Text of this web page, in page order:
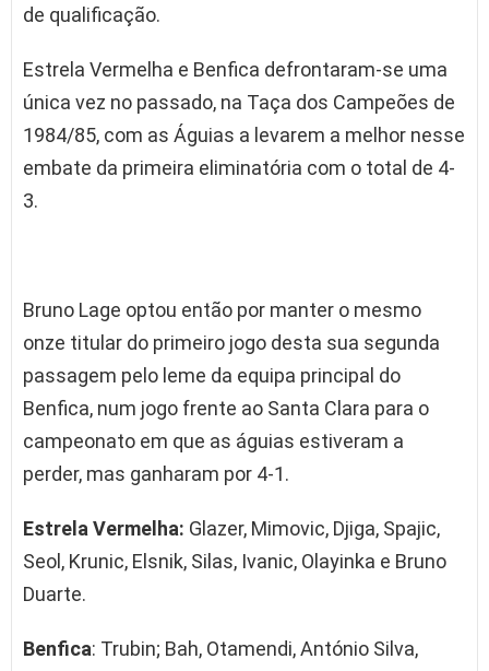
de qualificação.
Estrela Vermelha e Benfica defrontaram-se uma
única vez no passado, na Taça dos Campeões de
1984/85, com as Águias a levarem a melhor nesse
embate da primeira eliminatória com o total de 4-
3.
Bruno Lage optou então por manter o mesmo
onze titular do primeiro jogo desta sua segunda
passagem pelo leme da equipa principal do
Benfica, num jogo frente ao Santa Clara para o
campeonato em que as águias estiveram a
perder, mas ganharam por 4-1.
Estrela Vermelha: Glazer, Mimovic, Djiga, Spajic,
Seol, Krunic, Elsnik, Silas, Ivanic, Olayinka e Bruno
Duarte.
Benfica: Trubin; Bah, Otamendi, António Silva,